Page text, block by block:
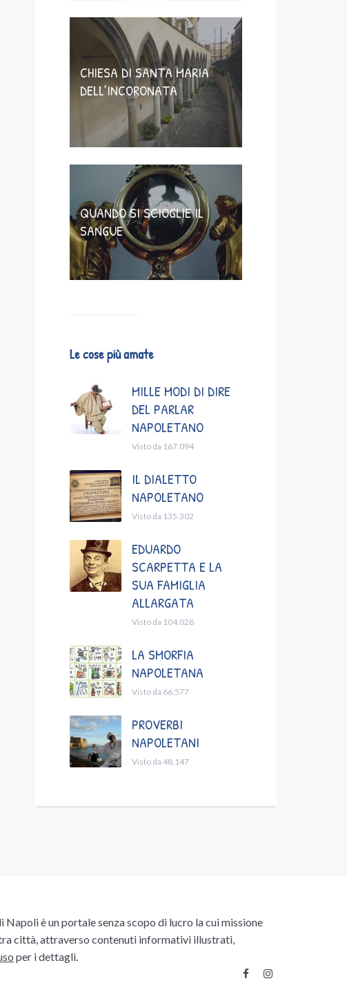
CHIESA DI SANTA MARIA
DELL’INCORONATA
QUANDO SI SCIOGLIE IL
SANGUE
Le cose più amate
MILLE MODI DI DIRE
DEL PARLAR
NAPOLETANO
Visto da 167.094
IL DIALETTO
NAPOLETANO
Visto da 135.302
EDUARDO
SCARPETTA E LA
SUA FAMIGLIA
ALLARGATA
Visto da 104.028
LA SMORFIA
NAPOLETANA
Visto da 66.577
PROVERBI
NAPOLETANI
Visto da 48.147
è un portale senza scopo di lucro la cui missione
città, attraverso contenuti informativi illustrati,
per i dettagli.